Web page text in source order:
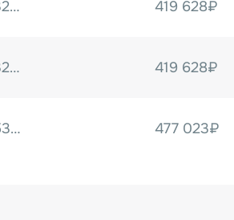
Встраиваемый ТТО принтер HL-X3 (32 мм, станина 300 мм для гориз.маш.) 419 628₽
Встраиваемый ТТО принтер HL-X3 (32 мм, станина 400 мм для гориз. маш.) 419 628₽
Встраиваемый ТТО принтер HL-X5 (53 мм, станина 500 мм для гориз. маш.) 477 023₽